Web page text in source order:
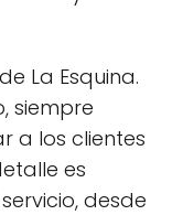
La Esquina.
siempre
a los clientes
es
desde